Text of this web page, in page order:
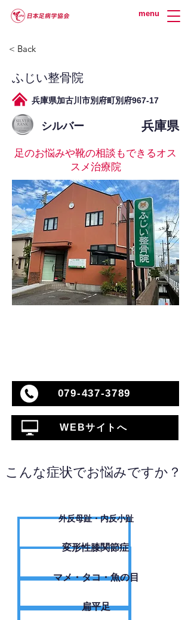
menu
< Back
ふじい整骨院
兵庫県加古川市別府町別府967-17
シルバー 兵庫県
足のお悩みや靴の相談もできるオス
スメ治療院
079-437-3789
WEBサイトへ
こんな症状でお悩みですか？
外反母趾・内反小趾
変形性膝関節症
​マメ・タコ・魚の目
扁平足